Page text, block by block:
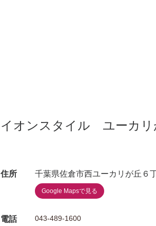
イオンスタイル ユーカリ
住所 千葉県佐倉市西ユーカリが丘６
Google Mapsで見る
電話 043-489-1600